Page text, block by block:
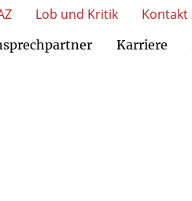
Karriere
Lob und Kritik Kontakt